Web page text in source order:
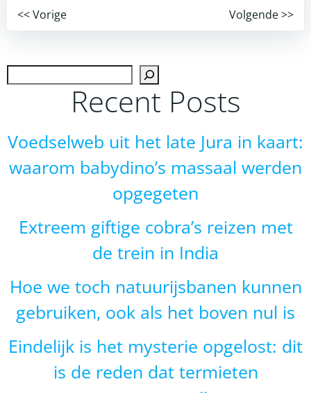
Post
navigation
<< Vorige
Post
navigation
Volgende >>
Recent Posts
Voedselweb uit het late Jura in kaart:
waarom babydino’s massaal werden
opgegeten
Extreem giftige cobra’s reizen met
de trein in India
Hoe we toch natuurijsbanen kunnen
gebruiken, ook als het boven nul is
Eindelijk is het mysterie opgelost: dit
is de reden dat termieten